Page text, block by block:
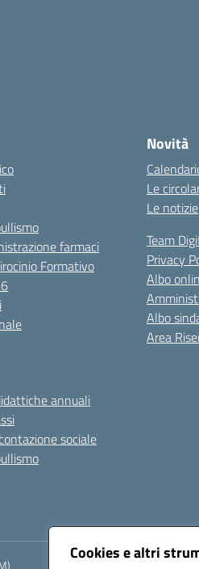
Cookies e altri
farmaci
Formativo
annuali
sociale
Novità
Le
Le notizie
Team
Privacy
Albo
Albo
Area